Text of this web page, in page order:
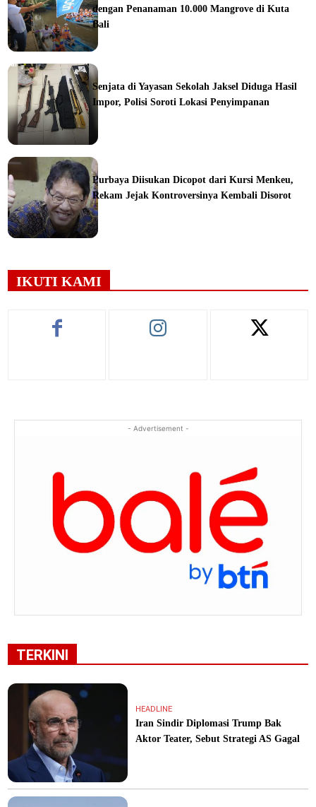
dengan Penanaman 10.000 Mangrove di Kuta
Bali
Senjata di Yayasan Sekolah Jaksel Diduga Hasil
Impor, Polisi Soroti Lokasi Penyimpanan
Purbaya Diisukan Dicopot dari Kursi Menkeu,
Rekam Jejak Kontroversinya Kembali Disorot
IKUTI KAMI
- Advertisement -
TERKINI
HEADLINE
Iran Sindir Diplomasi Trump Bak
Aktor Teater, Sebut Strategi AS Gagal